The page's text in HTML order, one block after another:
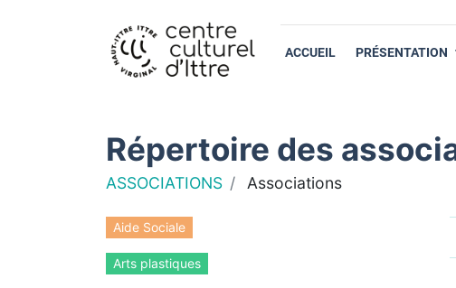
ACCUEIL PRÉSENTATION
Répertoire des
ASSOCIATIONS Associations
Aide Sociale
Arts plastiques